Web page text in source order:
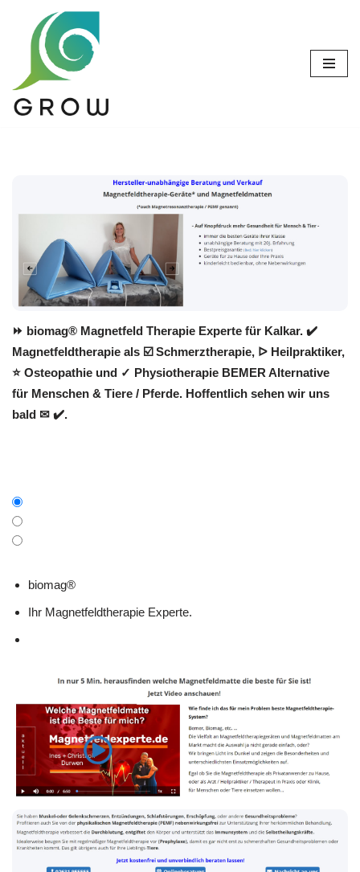
Zum
springen
⏩ biomag® Magnetfeld Therapie Experte für Kalkar. ✔️
Magnetfeldtherapie als ☑️ Schmerztherapie, ᐅ Heilpraktiker,
⭐ Osteopathie und ✓ Physiotherapie BEMER Alternative
für Menschen & Tiere / Pferde. Hoffentlich sehen wir uns
bald ✉ ✔️.
biomag®
Ihr Magnetfeldtherapie Experte.